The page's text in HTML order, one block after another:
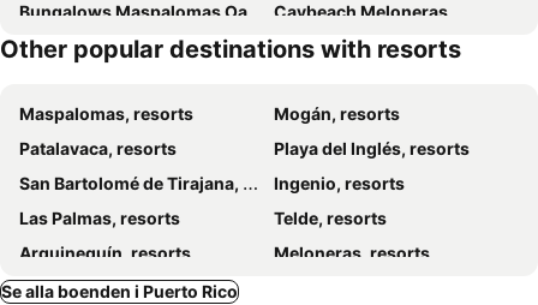
Bungalows Maspalomas Oasis Club
Caybeach Meloneras
Resort Cordial Santa Águeda & Perchel Beach Club
Caybeach Princess
Bungalows Boston
Canary Garden Club
Apartamentos Oasis Sol
Bungalows Adonis
Villa RG Boutique Hotel - Adults Only
Bungalows Las Almenas
Birdcage Gay Men Resort and Lifestyle Hotel
Bungalows Los Almendros - Exclusive Vacation Club
Maspalomas Parque Golf
Sunwing Resort And Spa Arguineguin
Apartamento privado en Bahía Feliz
Other popular destinations with resorts
Maspalomas, resorts
Mogán, resorts
Patalavaca, resorts
Playa del Inglés, resorts
San Bartolomé de Tirajana, resorts
Ingenio, resorts
Las Palmas, resorts
Telde, resorts
Arguineguín, resorts
Meloneras, resorts
Se alla boenden i Puerto Rico